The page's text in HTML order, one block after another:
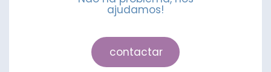
ajudamos!
contactar